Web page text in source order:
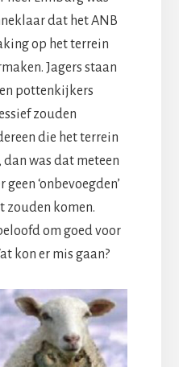
dat het ANB
op het terrein
Jagers staan
pottenkijkers
zouden
die het terrein
was dat meteen
‘onbevoegden’
zouden komen.
om goed voor
kon er mis gaan?